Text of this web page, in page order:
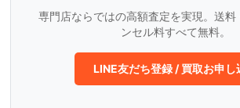
専門店ならではの高額査定を実現。送料
ンセル料すべて無料。
LINE友だち登録 / 買取お申し